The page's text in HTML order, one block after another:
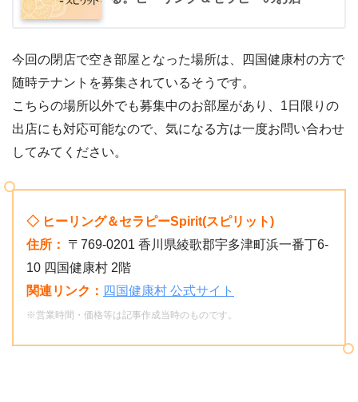
今回の閉店で空き部屋となった場所は、四国健康村の方で
随時テナントを募集されているそうです。
こちらの場所以外でも募集中のお部屋があり、1日限りの
出店にも対応可能なので、気になる方は一度お問い合わせ
してみてください。
◇ ヒーリング＆セラピーSpirit(スピリット)
住所：
〒769-0201 香川県綾歌郡宇多津町浜一番丁6-
10 四国健康村 2階
関連リンク： 四国健康村 公式サイト
※営業時間・価格等は記事作成当時のものです。